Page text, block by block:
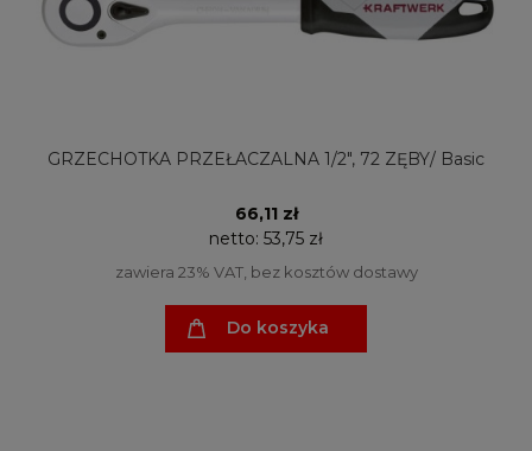
GRZECHOTKA PRZEŁACZALNA 1/2", 72 ZĘBY/ Basic
66,11 zł
netto: 53,75 zł
zawiera 23% VAT, bez kosztów dostawy
Do koszyka